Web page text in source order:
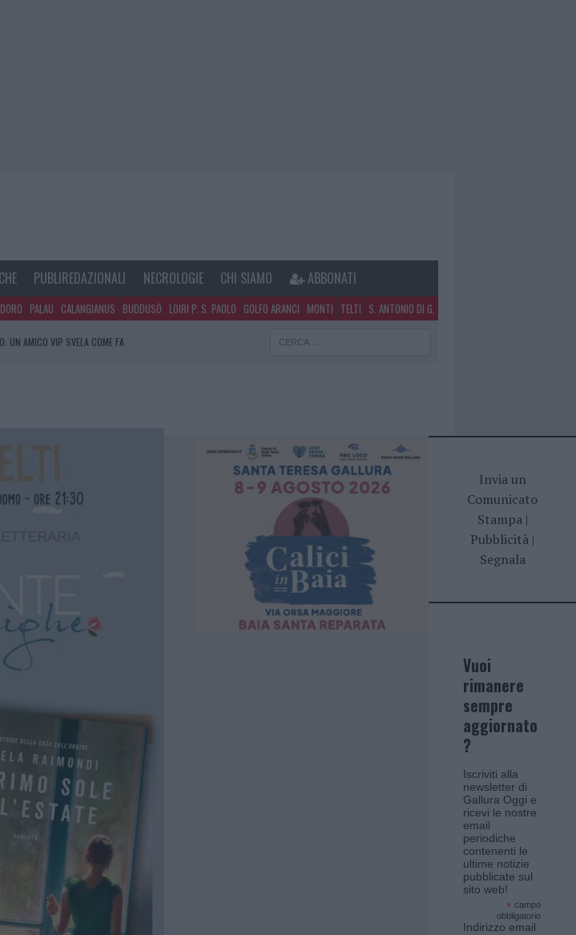
PUBLIREDAZIONALI NECROLOGIE CHI SIAMO ABBONATI
PALAU CALANGIANUS BUDDUSÒ LOIRI P. S. PAOLO GOLFO ARANCI MONTI TELTI S. ANTONIO DI G.
UN AMICO VIP SVELA COME FA
Invia un
Comunicato
Stampa|
Pubblicità |
Segnala
Vuoi
rimanere
sempre
aggiornato
?
Iscriviti alla
newsletter di
Gallura Oggi e
ricevi le nostre
email
periodiche
contenenti le
ultime notizie
pubblicate sul
sito web!
* campo
obbligatorio
Indirizzo email